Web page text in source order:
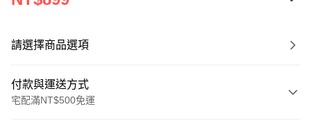
請選擇商品選項
付款與運送方式
宅配滿NT$500免運